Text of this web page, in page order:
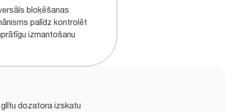
bloķēšanas
palīdz kontrolēt
izmantošanu
dozatora izskatu